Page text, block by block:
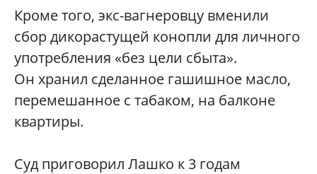
Кроме того, экс-вагнеровцу вменили
сбор дикорастущей конопли для личного
употребления «без цели сбыта».
Он хранил сделанное гашишное масло,
перемешанное с табаком, на балконе
квартиры.
Суд приговорил Лашко к 3 годам